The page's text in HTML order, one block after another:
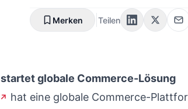
Merken Teilen
startet globale Commerce-Lösung
hat eine globale Commerce-